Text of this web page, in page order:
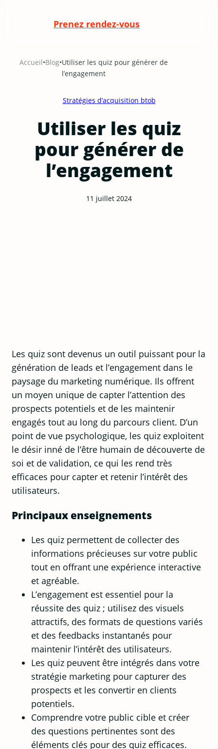
Prenez rendez-vous
Accueil•Blog•Utiliser les quiz pour générer de
l’engagement
Stratégies d’acquisition btob
Utiliser les quiz
pour générer de
l’engagement
11 juillet 2024
Les quiz sont devenus un outil puissant pour la
génération de leads et l’engagement dans le
paysage du marketing numérique. Ils offrent
un moyen unique de capter l’attention des
prospects potentiels et de les maintenir
engagés tout au long du parcours client. D’un
point de vue psychologique, les quiz exploitent
le désir inné de l’être humain de découverte de
soi et de validation, ce qui les rend très
efficaces pour capter et retenir l’intérêt des
utilisateurs.
Principaux enseignements
Les quiz permettent de collecter des
informations précieuses sur votre public
tout en offrant une expérience interactive
et agréable.
L’engagement est essentiel pour la
réussite des quiz ; utilisez des visuels
attractifs, des formats de questions variés
et des feedbacks instantanés pour
maintenir l’intérêt des utilisateurs.
Les quiz peuvent être intégrés dans votre
stratégie marketing pour capturer des
prospects et les convertir en clients
potentiels.
Comprendre votre public cible et créer
des questions pertinentes sont des
éléments clés pour des quiz efficaces.